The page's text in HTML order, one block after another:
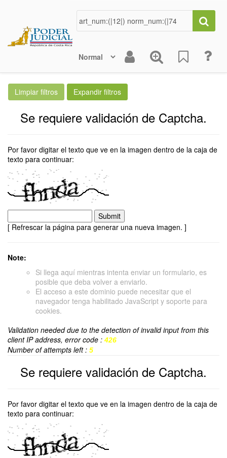
Se requiere validación de Captcha.
Por favor digitar el texto que ve en la imagen dentro de la caja de
texto para continuar:
[ Refrescar la página para generar una nueva imagen. ]
Note:
Si llega aquí mientras intenta enviar un formulario, es
posible que deba volver a enviarlo.
El acceso a este dominio puede necesitar que el
navegador tenga habilitado JavaScript y soporte para
cookies.
Validation needed due to the detection of invalid input from this
client IP address, error code : 426
Number of attempts left : 5
Se requiere validación de Captcha.
Por favor digitar el texto que ve en la imagen dentro de la caja de
texto para continuar: